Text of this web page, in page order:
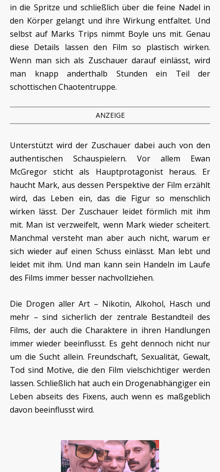
in die Spritze und schließlich über die feine Nadel in
den Körper gelangt und ihre Wirkung entfaltet. Und
selbst auf Marks Trips nimmt Boyle uns mit. Genau
diese Details lassen den Film so plastisch wirken.
Wenn man sich als Zuschauer darauf einlässt, wird
man knapp anderthalb Stunden ein Teil der
schottischen Chaotentruppe.
ANZEIGE
Unterstützt wird der Zuschauer dabei auch von den
authentischen Schauspielern. Vor allem Ewan
McGregor sticht als Hauptprotagonist heraus. Er
haucht Mark, aus dessen Perspektive der Film erzählt
wird, das Leben ein, das die Figur so menschlich
wirken lässt. Der Zuschauer leidet förmlich mit ihm
mit. Man ist verzweifelt, wenn Mark wieder scheitert.
Manchmal versteht man aber auch nicht, warum er
sich wieder auf einen Schuss einlässt. Man lebt und
leidet mit ihm. Und man kann sein Handeln im Laufe
des Films immer besser nachvollziehen.
Die Drogen aller Art – Nikotin, Alkohol, Hasch und
mehr – sind sicherlich der zentrale Bestandteil des
Films, der auch die Charaktere in ihren Handlungen
immer wieder beeinflusst. Es geht dennoch nicht nur
um die Sucht allein. Freundschaft, Sexualität, Gewalt,
Tod sind Motive, die den Film vielschichtiger werden
lassen. Schließlich hat auch ein Drogenabhängiger ein
Leben abseits des Fixens, auch wenn es maßgeblich
davon beeinflusst wird.